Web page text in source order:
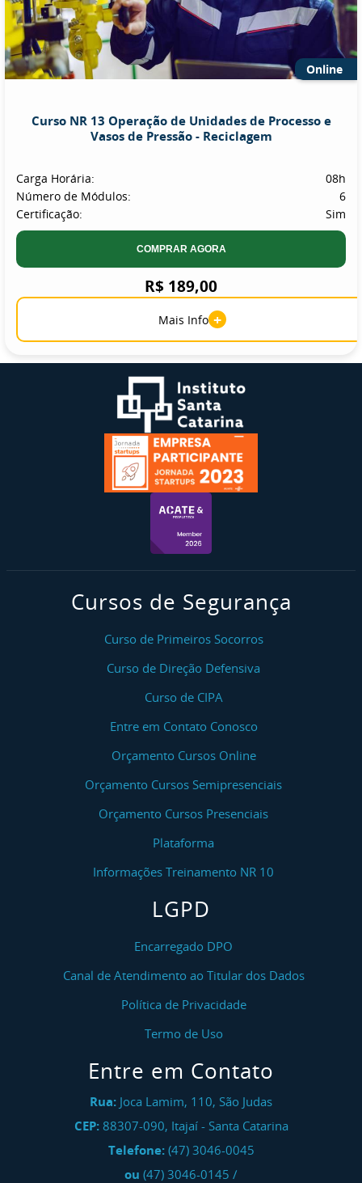
Online
Curso NR 13 Operação de Unidades de Processo e
Vasos de Pressão - Reciclagem
Carga Horária:
08h
Número de Módulos:
6
Certificação:
Sim
COMPRAR AGORA
R$ 189,00
Mais Info +
Cursos de Segurança
Curso de Primeiros Socorros
Curso de Direção Defensiva
Curso de CIPA
Entre em Contato Conosco
Orçamento Cursos Online
Orçamento Cursos Semipresenciais
Orçamento Cursos Presenciais
Plataforma
Informações Treinamento NR 10
LGPD
Encarregado DPO
Canal de Atendimento ao Titular dos Dados
Política de Privacidade
Termo de Uso
Entre em Contato
Rua: Joca Lamim, 110, São Judas
CEP: 88307-090, Itajaí- Santa Catarina
Telefone: (47) 3046-0045
ou (47) 3046-0145 /